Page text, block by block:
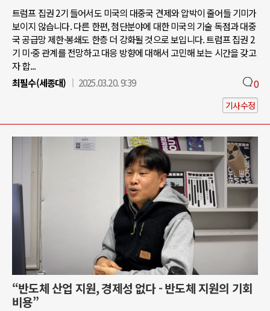
트럼프 집권 2기 들어서도 미국의 대중국 견제와 압박이 줄어들 기미가
보이지 않습니다. 다른 한편, 첨단분야에 대한 미국의 기술 독점과 대중
국 공급망 제한·봉쇄도 한층 더 강화될 것으로 보입니다. 트럼프 집권 2
기 미·중 관계를 전망하고 대응 방향에 대해서 고민해 보는 시간을 갖고
자 합...
최필수(세종대)
2025.03.20. 9:39 0
기사수정
“반도체 산업 지원, 경제성 없다 - 반도체 지원의 기회
비용”